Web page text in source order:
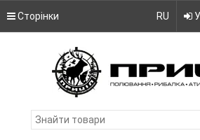
Сторінки RU